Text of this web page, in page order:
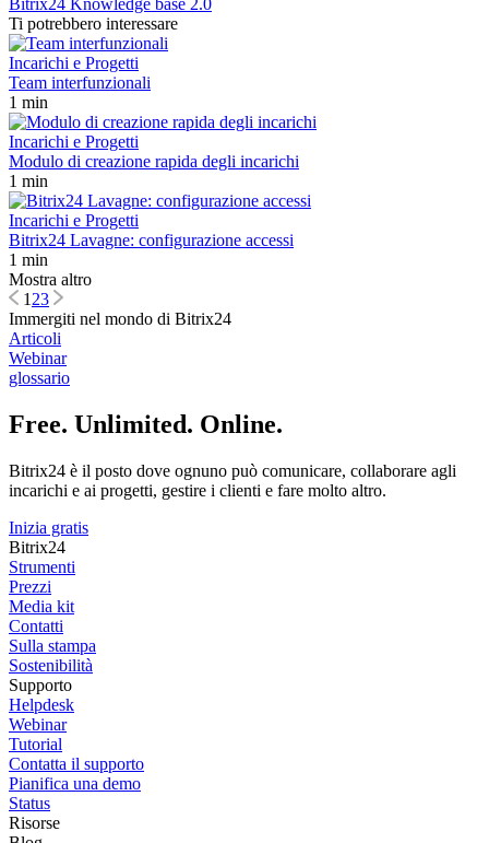
Bitrix24 Knowledge base 2.0
Ti potrebbero interessare
Incarichi e Progetti
Team interfunzionali
1 min
Incarichi e Progetti
Modulo di creazione rapida degli incarichi
1 min
Incarichi e Progetti
Bitrix24 Lavagne: configurazione accessi
1 min
Mostra altro
123
Immergiti nel mondo di Bitrix24
Articoli
Webinar
glossario
Free. Unlimited. Online.
Bitrix24 è il posto dove ognuno può comunicare, collaborare agli
incarichi e ai progetti, gestire i clienti e fare molto altro.
Inizia gratis
Bitrix24
Strumenti
Prezzi
Media kit
Contatti
Sulla stampa
Sostenibilità
Supporto
Helpdesk
Webinar
Tutorial
Contatta il supporto
Pianifica una demo
Status
Risorse